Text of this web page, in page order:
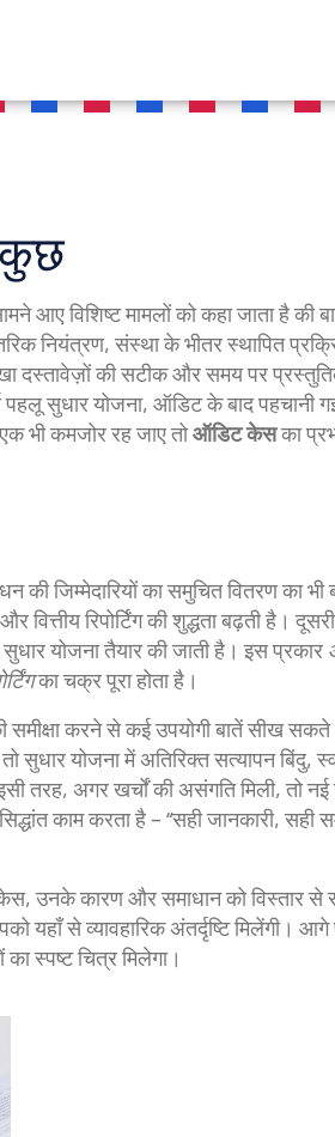
आए विशिष्ट मामलों को कहा जाता हैकी
नियंत्रण,संस्था के भीतर स्थापित
दस्तावेज़ों की सटीक और समय पर
पहलूसुधार योजना, ऑडिट के बाद पहचानी
भी कमजोर रह जाए तोऑडिट केसका
की जिम्मेदारियों का समुचित वितरणका भी
रिपोर्टिंग की शुद्धता बढ़ती है।
योजना तैयार की जाती है। इस प्रकार
का चक्र पूरा होता है।
करने से कई उपयोगी बातें सीख
योजना में अतिरिक्त सत्यापन बिंदु,
अगर खर्चों की असंगति मिली, तो नई
काम करता है – “सही जानकारी, सही
उनके कारण और समाधान को विस्तार
यहाँ से व्यावहारिक अंतर्दृष्टि मिलेंगी।
स्पष्ट चित्र मिलेगा।